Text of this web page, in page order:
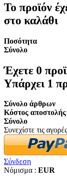
Το προϊόν
στο καλάθι
Ποσότητα
Σύνολο
Έχετε 0
Υπάρχει 1
Σύνολο άρθρων
Κόστος αποστολής
Σύνολο
Συνεχίστε τις αγορές
Σύνδεση
Νόμισμα : EUR